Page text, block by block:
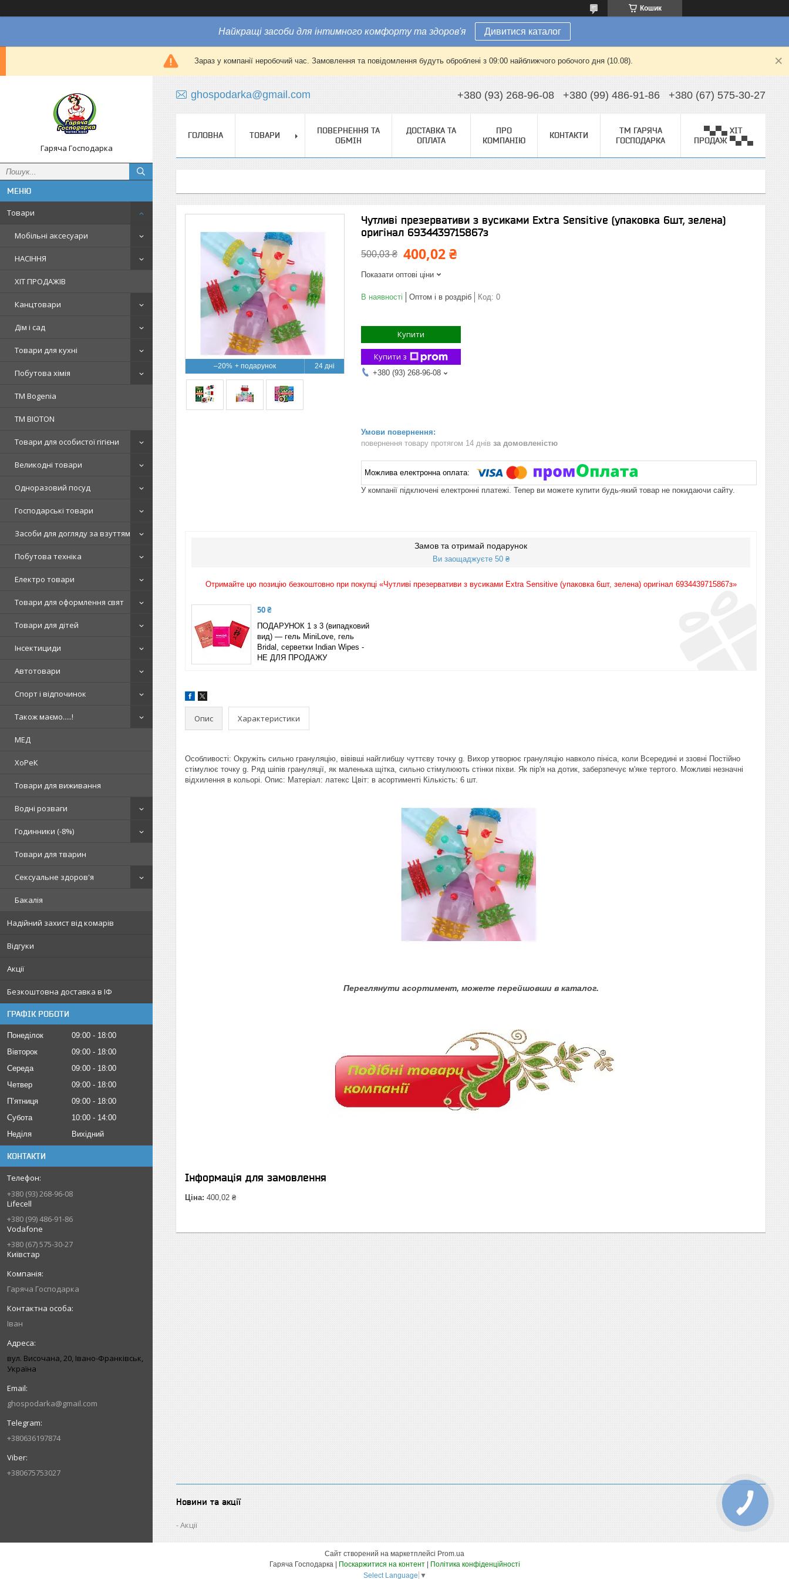
Кошик
Найкращі засоби для інтимного комфорту та здоров'я Дивитися каталог
Зараз у компанії неробочий час. Замовлення та повідомлення будуть оброблені з 09:00 найближчого робочого дня (10.08).
Гаряча Господарка
Товари
Мобільні аксесуари
НАСІННЯ
ХІТ ПРОДАЖІВ
Канцтовари
Дім і сад
Товари для кухні
Побутова хімія
ТМ Bogenia
ТМ BIOTON
Товари для особистої гігієни
Великодні товари
Одноразовий посуд
Господарські товари
Засоби для догляду за взуттям
Побутова техніка
Електро товари
Товари для оформлення свят
Товари для дітей
Інсектициди
Автотовари
Спорт і відпочинок
Також маємо.....!
МЕД
ХоРеК
Товари для виживання
Водні розваги
Годинники (-8%)
Товари для тварин
Сексуальне здоров'я
Бакалія
Надійний захист від комарів
Відгуки
Акції
Безкоштовна доставка в ІФ
ГРАФІК РОБОТИ
Понеділок 09:00
18:00
Вівторок
09:00
18:00
Середа
09:00
18:00
Четвер
09:00
18:00
Пʼятниця
09:00
18:00
Субота
10:00
14:00
Неділя
Вихідний
КОНТАКТИ
+380 (93) 268-96-08
Lifecell
+380 (99) 486-91-86
Vodafone
+380 (67) 575-30-27
Київстар
Гаряча Господарка
Іван
вул. Височана, 20, Івано-Франківськ,
Україна
ghospodarka@gmail.com
+380636197874
+380675753027
ghospodarka@gmail.com +380 (93) 268-96-08 +380 (99) 486-91-86 +380 (67) 575-30-27
ГОЛОВНА ТОВАРИ
ПОВЕРНЕННЯ ТА
ОБМІН
ДОСТАВКА ТА
ОПЛАТА
ПРО
КОМПАНІЮ
КОНТАКТИ
ТМ ГАРЯЧА
ГОСПОДАРКА
▀▄▀▄ ХІТ
ПРОДАЖ ▀▄▀▄
–20% 24 дні
Чутливі презервативи з вусиками Extra Sensitive (упаковка 6шт, зелена)
оригінал 6934439715867з
500,03 ₴ 400,02 ₴
Показати оптові ціни
В наявності Оптом і в роздріб Код: 0
Купити
Купити з
+380 (93) 268-96-08
повернення товару протягом 14 днів за домовленістю
У компанії підключені електронні платежі. Тепер ви можете купити будь-який товар не покидаючи сайту.
Замов та отримай подарунок
Ви заощаджуєте 50 ₴
Отримайте цю позицію безкоштовно при покупці «Чутливі презервативи з вусиками Extra Sensitive (упаковка 6шт, зелена) оригінал 6934439715867з»
50 ₴
ПОДАРУНОК 1 з 3 (випадковий
вид) — гель MiniLove, гель
Bridal, серветки Indian Wipes -
НЕ ДЛЯ ПРОДАЖУ
Опис Характеристики
Особливості: Окружіть сильно грануляцію, вівівші найглибшу чуттєву точку g. Вихор утворює грануляцію навколо пініса, коли Всередині и ззовні Постійно
стімулює точку g. Ряд шіпів грануляції, як маленька щітка, сильно стімулюють стінки піхви. Як пір'я на дотик, заберзпечує м'яке тертого. Можливі незначні
відхилення в кольорі. Опис: Матеріал: латекс Цвіт: в асортименті Кількість: 6 шт.
Переглянути асортимент, можете перейшовши в каталог.
Інформація для замовлення
Ціна: 400,02 ₴
Новини та акції
Акції
Сайт створений на маркетплейсі Prom.ua
Поскаржитися на контент
Політика конфіденційності
Select Language ▼